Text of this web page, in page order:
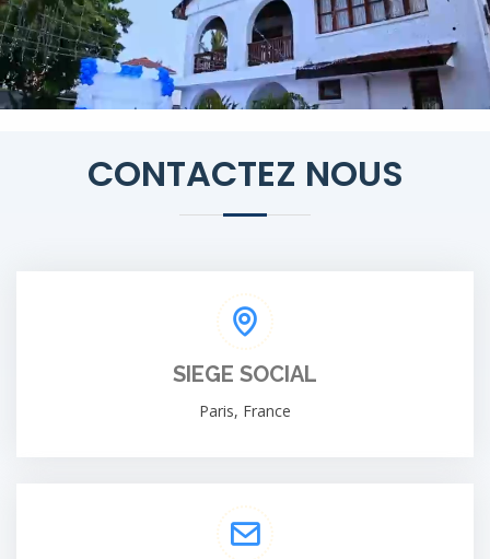
CONTACTEZ NOUS
SIEGE SOCIAL
Paris, France